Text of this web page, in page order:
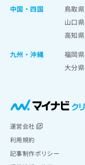
中国・四国
鳥取県
山口県
高知県
九州・沖縄
福岡県
大分県
運営会社
利用規約
記事制作ポリシー